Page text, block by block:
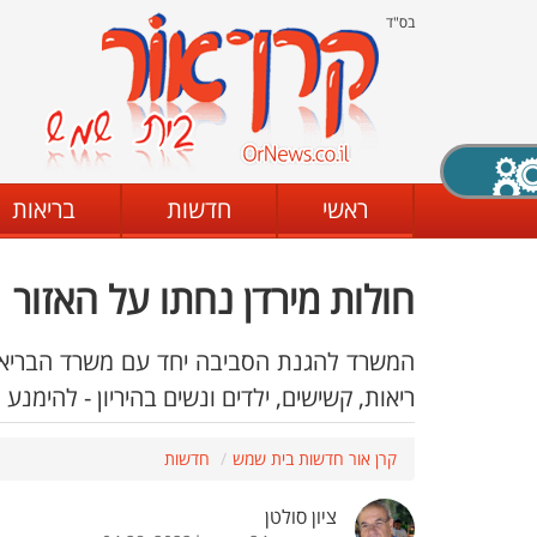
בס"ד
ראשי חדשות בריאות
חולות מירדן נחתו על האזור
המשרד להגנת הסביבה יחד עם משרד
ריאות, קשישים, ילדים ונשים בהיריון -
קרן אור חדשות בית שמש חדשות
ציון סולטן
X סגירה
מצב שחור - לבן קביעת ניגודיות